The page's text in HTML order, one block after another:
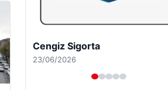
Hastaş Beton
26/05/2026